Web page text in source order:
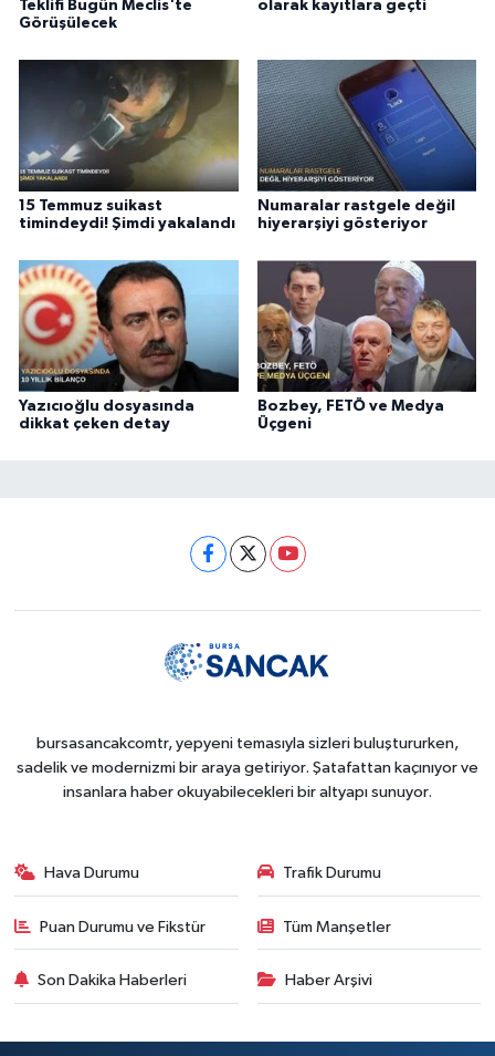
Teklifi Bugün Meclis'te
Görüşülecek
olarak kayıtlara geçti
15 Temmuz suikast
timindeydi! Şimdi yakalandı
Numaralar rastgele değil
hiyerarşiyi gösteriyor
Yazıcıoğlu dosyasında
dikkat çeken detay
Bozbey, FETÖ ve Medya
Üçgeni
bursasancakcomtr, yepyeni temasıyla sizleri buluştururken,
sadelik ve modernizmi bir araya getiriyor. Şatafattan kaçınıyor ve
insanlara haber okuyabilecekleri bir altyapı sunuyor.
Hava Durumu Trafik Durumu
Puan Durumu ve Fikstür Tüm Manşetler
Son Dakika Haberleri Haber Arşivi